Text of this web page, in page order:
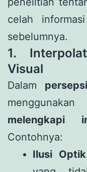
celah
sebelumnya.
1.
Visual
Dalam
melengkapi
Contohnya:
Ilusi Optik